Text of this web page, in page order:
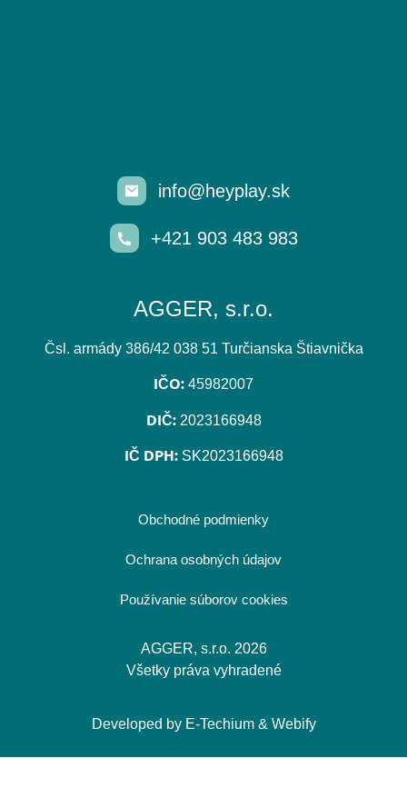
info@heyplay.sk
+421 903 483 983
AGGER, s.r.o.
Čsl. armády 386/42 038 51 Turčianska Štiavnička
IČO: 45982007
DIČ: 2023166948
IČ DPH: SK2023166948
Obchodné podmienky
Ochrana osobných údajov
Používanie súborov cookies
AGGER, s.r.o. 2026
Všetky práva vyhradené
Developed by E-Techium& Webify